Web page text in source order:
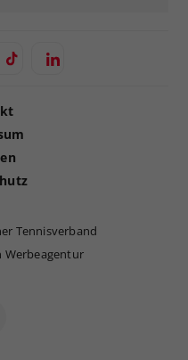
Tennisverband
Werbeagentur